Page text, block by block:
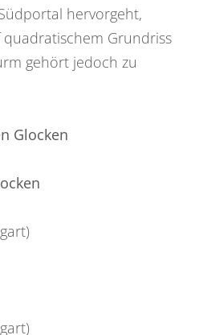
hervorgeht,
Grundriss
gehört jedoch zu
Glocken